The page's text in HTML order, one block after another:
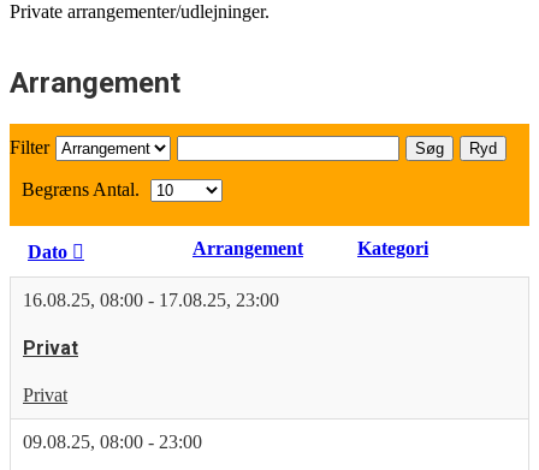
Private arrangementer/udlejninger.
Arrangement
Filter Søg Ryd
Begræns Antal.
Dato Arrangement Kategori
16.08.25, 08:00 - 17.08.25, 23:00
Privat
Privat
09.08.25, 08:00 - 23:00